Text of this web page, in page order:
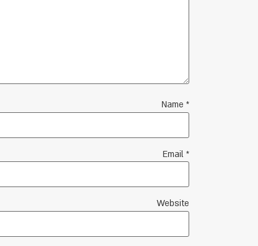
Name *
Email *
Website